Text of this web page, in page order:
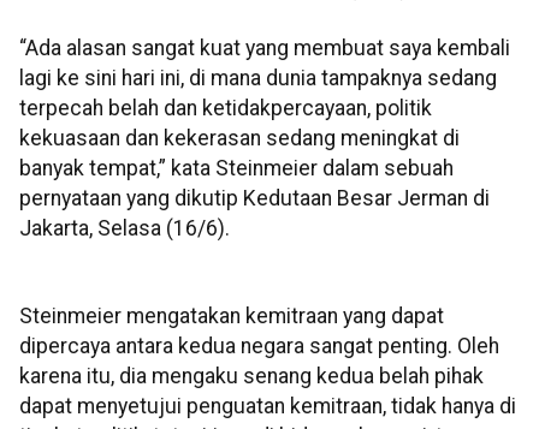
“Ada alasan sangat kuat yang membuat saya kembali
lagi ke sini hari ini, di mana dunia tampaknya sedang
terpecah belah dan ketidakpercayaan, politik
kekuasaan dan kekerasan sedang meningkat di
banyak tempat,” kata Steinmeier dalam sebuah
pernyataan yang dikutip Kedutaan Besar Jerman di
Jakarta, Selasa (16/6).
Steinmeier mengatakan kemitraan yang dapat
dipercaya antara kedua negara sangat penting. Oleh
karena itu, dia mengaku senang kedua belah pihak
dapat menyetujui penguatan kemitraan, tidak hanya di